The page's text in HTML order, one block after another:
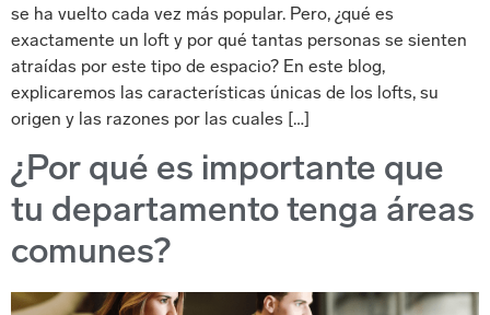
se ha vuelto cada vez más popular. Pero, ¿qué es
exactamente un loft y por qué tantas personas se sienten
atraídas por este tipo de espacio? En este blog,
explicaremos las características únicas de los lofts, su
origen y las razones por las cuales […]
¿Por qué es importante que
tu departamento tenga áreas
comunes?